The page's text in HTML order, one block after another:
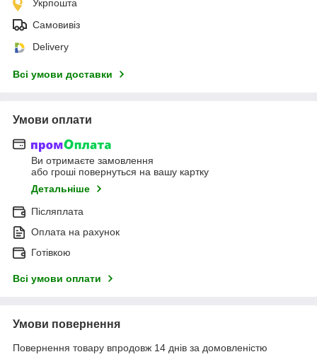
Укрпошта
Самовивіз
Delivery
Всі умови доставки
Умови оплати
Ви отримаєте замовлення
або гроші повернуться на вашу картку
Детальніше
Післяплата
Оплата на рахунок
Готівкою
Всі умови оплати
Умови повернення
Повернення товару впродовж 14 днів за домовленістю